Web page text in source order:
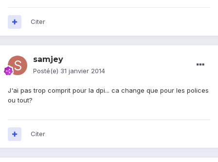
Citer
samjey
Posté(e) 31 janvier 2014
J'ai pas trop comprit pour la dpi... ca change que pour les polices
ou tout?
Citer